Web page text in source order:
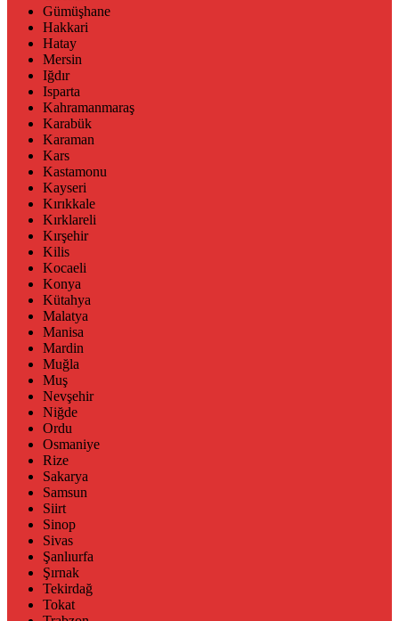
Gümüşhane
Hakkari
Hatay
Mersin
Iğdır
Isparta
Kahramanmaraş
Karabük
Karaman
Kars
Kastamonu
Kayseri
Kırıkkale
Kırklareli
Kırşehir
Kilis
Kocaeli
Konya
Kütahya
Malatya
Manisa
Mardin
Muğla
Muş
Nevşehir
Niğde
Ordu
Osmaniye
Rize
Sakarya
Samsun
Siirt
Sinop
Sivas
Şanlıurfa
Şırnak
Tekirdağ
Tokat